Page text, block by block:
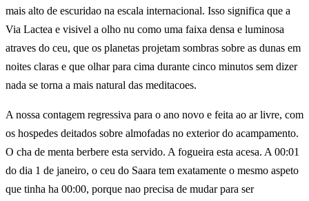
mais alto de escuridao na escala internacional. Isso significa que a
Via Lactea e visivel a olho nu como uma faixa densa e luminosa
atraves do ceu, que os planetas projetam sombras sobre as dunas em
noites claras e que olhar para cima durante cinco minutos sem dizer
nada se torna a mais natural das meditacoes.
A nossa contagem regressiva para o ano novo e feita ao ar livre, com
os hospedes deitados sobre almofadas no exterior do acampamento.
O cha de menta berbere esta servido. A fogueira esta acesa. A 00:01
do dia 1 de janeiro, o ceu do Saara tem exatamente o mesmo aspeto
que tinha ha 00:00, porque nao precisa de mudar para ser